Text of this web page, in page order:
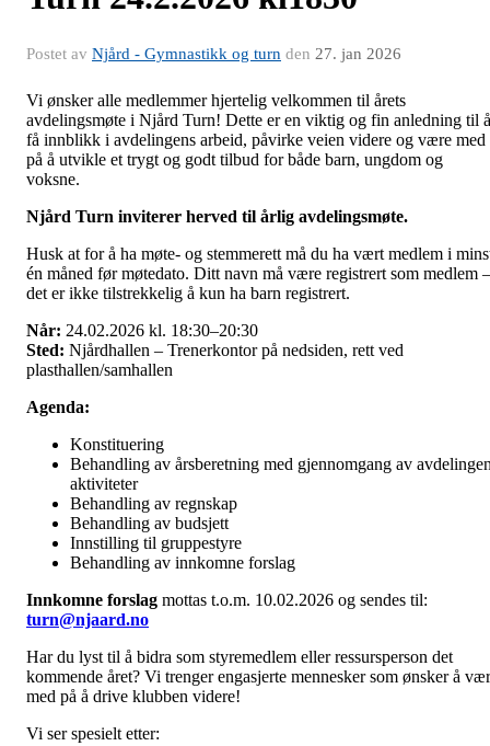
Postet av Njård - Gymnastikk og turn den 27. jan 2026
Vi ønsker alle medlemmer hjertelig velkommen til årets
avdelingsmøte i Njård Turn! Dette er en viktig og fin anledning til å
få innblikk i avdelingens arbeid, påvirke veien videre og være med
på å utvikle et trygt og godt tilbud for både barn, ungdom og
voksne.
Njård Turn inviterer herved til årlig avdelingsmøte.
Husk at for å ha møte- og stemmerett må du ha vært medlem i
én måned før møtedato. Ditt navn må være registrert som medlem –
det er ikke tilstrekkelig å kun ha barn registrert.
Når: 24.02.2026 kl. 18:30–20:30
Sted: Njårdhallen – Trenerkontor på nedsiden, rett ved
plasthallen/samhallen
Agenda:
Konstituering
Behandling av årsberetning med gjennomgang av
aktiviteter
Behandling av regnskap
Behandling av budsjett
Innstilling til gruppestyre
Behandling av innkomne forslag
Innkomne forslag mottas t.o.m. 10.02.2026 og sendes til:
turn@njaard.no
Har du lyst til å bidra som styremedlem eller ressursperson det
kommende året? Vi trenger engasjerte mennesker som ønsker å
med på å drive klubben videre!
Vi ser spesielt etter: